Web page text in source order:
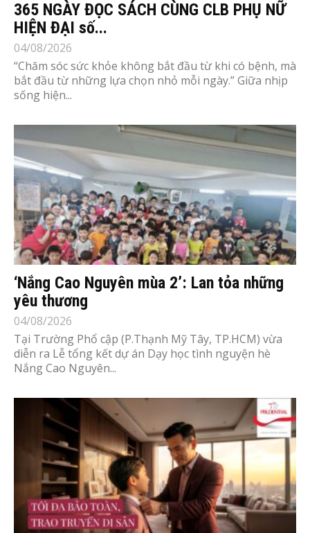
365 NGÀY ĐỌC SÁCH CÙNG CLB PHỤ NỮ
HIỆN ĐẠI số...
04/08/2026
“Chăm sóc sức khỏe không bắt đầu từ khi có bệnh, mà
bắt đầu từ những lựa chọn nhỏ mỗi ngày.” Giữa nhịp
sống hiện...
‘Nắng Cao Nguyên mùa 2’: Lan tỏa những
yêu thương
04/08/2026
Tại Trường Phổ cập (P.Thạnh Mỹ Tây, TP.HCM) vừa
diễn ra Lễ tổng kết dự án Dạy học tình nguyện hè
Nắng Cao Nguyên...